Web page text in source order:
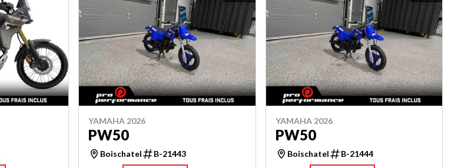
YAMAHA 2026
PW50
Boischatel
B-21443
YAMAHA 2026
PW50
Boischatel
B-21444